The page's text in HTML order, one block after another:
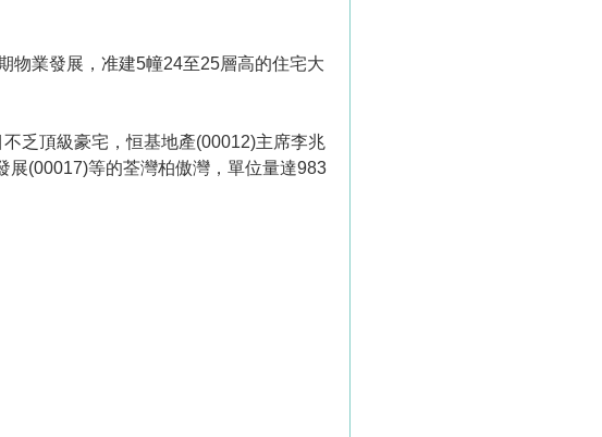
物業發展，准建5幢24至25層高的住宅大
乏頂級豪宅，恒基地產(00012)主席李兆
展(00017)等的荃灣柏傲灣，單位量達983